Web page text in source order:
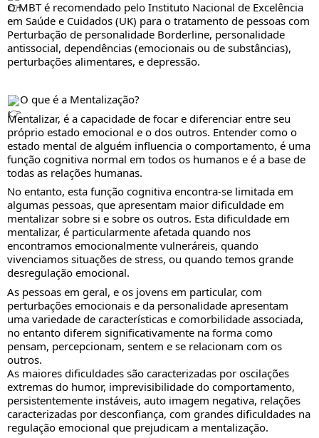
O MBT é recomendado pelo Instituto Nacional de Excelência
em Saúde e Cuidados (UK) para o tratamento de pessoas com
Perturbação de personalidade Borderline, personalidade
antissocial, dependências (emocionais ou de substâncias),
perturbações alimentares, e depressão.
O que é a Mentalização?
Mentalizar, é a capacidade de focar e diferenciar entre seu
próprio estado emocional e o dos outros. Entender como o
estado mental de alguém influencia o comportamento, é uma
função cognitiva normal em todos os humanos e é a base de
todas as relações humanas.
No entanto, esta função cognitiva encontra-se limitada em
algumas pessoas, que apresentam maior dificuldade em
mentalizar sobre si e sobre os outros. Esta dificuldade em
mentalizar, é particularmente afetada quando nos
encontramos emocionalmente vulneráreis, quando
vivenciamos situações de stress, ou quando temos grande
desregulação emocional.
As pessoas em geral, e os jovens em particular, com
perturbações emocionais e da personalidade apresentam
uma variedade de características e comorbilidade associada,
no entanto diferem significativamente na forma como
pensam, percepcionam, sentem e se relacionam com os
outros.
As maiores dificuldades são caracterizadas por oscilações
extremas do humor, imprevisibilidade do comportamento,
persistentemente instáveis, auto imagem negativa, relações
caracterizadas por desconfiança, com grandes dificuldades na
regulação emocional que prejudicam a mentalização.